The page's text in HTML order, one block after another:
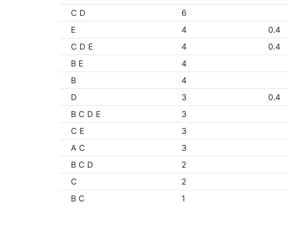
C D
6
E
4
0.4
C D E
4
0.4
B E
4
B
4
D
3
0.4
B C D E
3
C E
3
A C
3
B C D
2
C
2
B C
1